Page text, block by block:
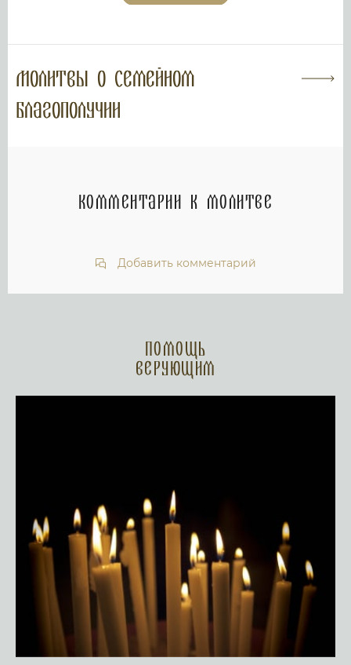
Молитвы о семейном
благополучии
Комментарии к молитве
Добавить комментарий
Помощь
верующим